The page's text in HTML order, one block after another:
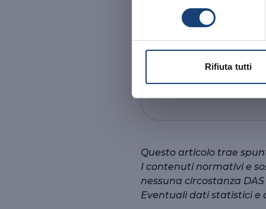
Rifiuta tutti
Questo articolo trae
I contenuti normativi e
nessuna circostanza
Eventuali dati statistici